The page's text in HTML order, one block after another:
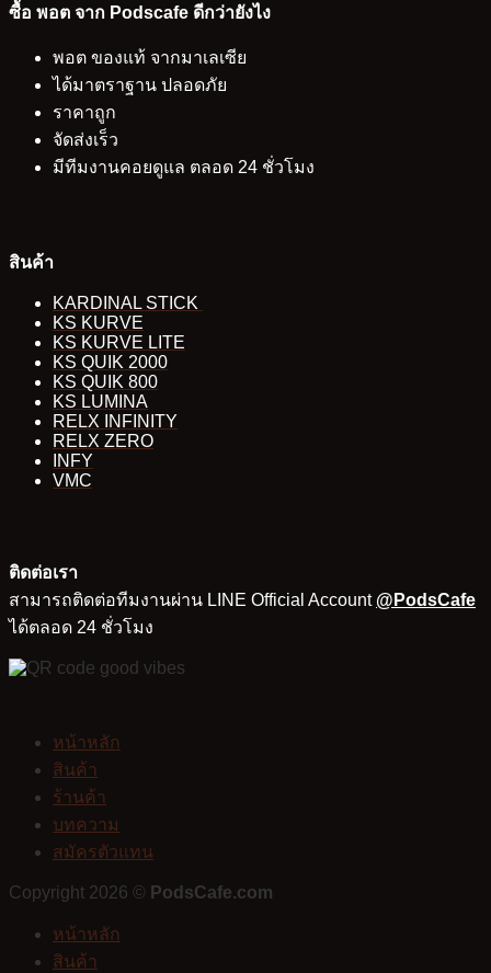
ซื้อ พอต จาก Podscafe ดีกว่ายังไง
พอต ของแท้ จากมาเลเซีย
ได้มาตราฐาน ปลอดภัย
ราคาถูก
จัดส่งเร็ว
มีทีมงานคอยดูแล ตลอด 24 ชั่วโมง
สินค้า
KARDINAL STICK
KS KURVE
KS KURVE LITE
KS QUIK 2000
KS QUIK 800
KS LUMINA
RELX INFINITY
RELX ZERO
INFY
VMC
ติดต่อเรา
สามารถติดต่อทีมงานผ่าน LINE Official Account @PodsCafe
ได้ตลอด 24 ชั่วโมง
หน้าหลัก
สินค้า
ร้านค้า
บทความ
สมัครตัวแทน
Copyright 2026 © PodsCafe.com
หน้าหลัก
สินค้า